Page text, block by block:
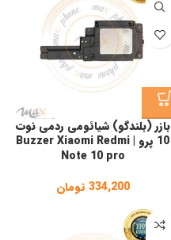
بازر (بلندگو) شیائومی ردمی نوت
10 پرو | Buzzer Xiaomi Redmi
Note 10 pro
334,200 تومان